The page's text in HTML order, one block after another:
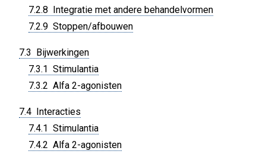
7.2.8 Integratie met andere behandelvormen
7.2.9 Stoppen/afbouwen
7.3 Bijwerkingen
7.3.1 Stimulantia
7.3.2 Alfa 2-agonisten
7.4 Interacties
7.4.1 Stimulantia
7.4.2 Alfa 2-agonisten